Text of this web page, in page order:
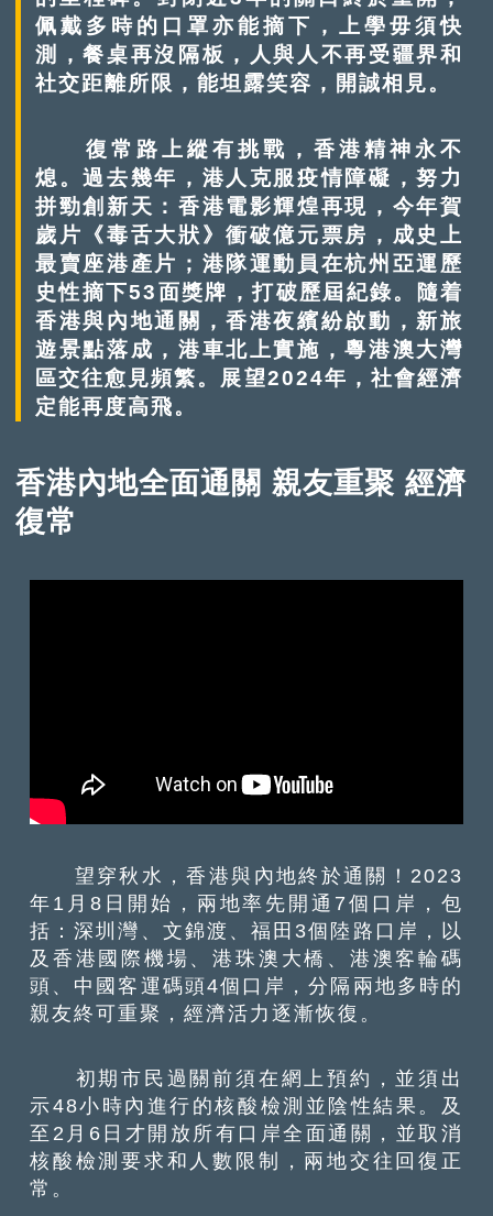
佩戴多時的口罩亦能摘下，上學毋須快
測，餐桌再沒隔板，人與人不再受疆界和
社交距離所限，能坦露笑容，開誠相見。
復常路上縱有挑戰，香港精神永不
熄。過去幾年，港人克服疫情障礙，努力
拼勁創新天：香港電影輝煌再現，今年賀
歲片《毒舌大狀》衝破億元票房，成史上
最賣座港產片；港隊運動員在杭州亞運歷
史性摘下53面獎牌，打破歷屆紀錄。隨着
香港與內地通關，香港夜繽紛啟動，新旅
遊景點落成，港車北上實施，粵港澳大灣
區交往愈見頻繁。展望2024年，社會經濟
定能再度高飛。
香港內地全面通關 親友重聚 經濟
復常
望穿秋水，香港與內地終於通關！2023
年1月8日開始，兩地率先開通7個口岸，包
括：深圳灣、文錦渡、福田3個陸路口岸，以
及香港國際機場、港珠澳大橋、港澳客輪碼
頭、中國客運碼頭4個口岸，分隔兩地多時的
親友終可重聚，經濟活力逐漸恢復。
初期市民過關前須在網上預約，並須出
示48小時內進行的核酸檢測並陰性結果。及
至2月6日才開放所有口岸全面通關，並取消
核酸檢測要求和人數限制，兩地交往回復正
常。